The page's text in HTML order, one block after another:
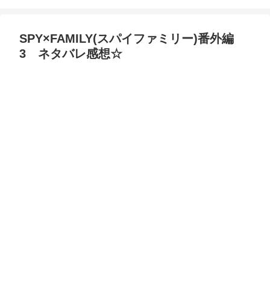
SPY×FAMILY(スパイファミリー)番外編
3 ネタバレ感想☆